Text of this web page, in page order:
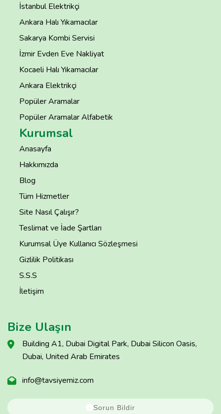
İstanbul Elektrikçi
Ankara Halı Yıkamacılar
Sakarya Kombi Servisi
İzmir Evden Eve Nakliyat
Kocaeli Halı Yıkamacılar
Ankara Elektrikçi
Popüler Aramalar
Popüler Aramalar Alfabetik
Kurumsal
Anasayfa
Hakkımızda
Blog
Tüm Hizmetler
Site Nasıl Çalışır?
Teslimat ve İade Şartları
Kurumsal Üye Kullanıcı Sözleşmesi
Gizlilik Politikası
S.S.S
İletişim
Bize Ulaşın
Building A1, Dubai Digital Park, Dubai Silicon Oasis,
Dubai, United Arab Emirates
info@tavsiyemiz.com
Sorun Bildir